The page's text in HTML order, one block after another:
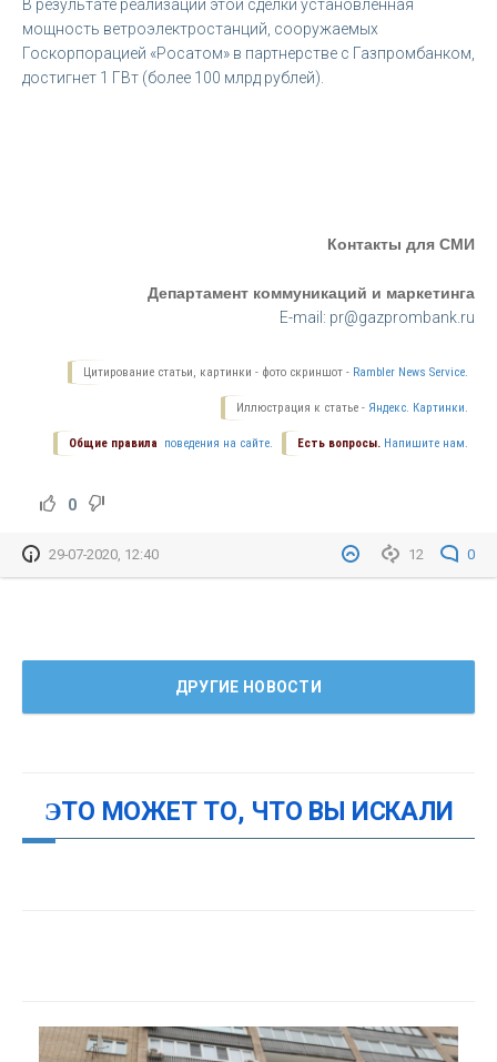
В результате реализации этой сделки установленная
мощность ветроэлектростанций, сооружаемых
Госкорпорацией «Росатом» в партнерстве с Газпромбанком,
достигнет 1 ГВт (более 100 млрд рублей).
Контакты для СМИ
Департамент коммуникаций и маркетинга
E-mail: pr@gazprombank.ru
Цитирование статьи, картинки - фото скриншот - Rambler News Service.
Иллюстрация к статье - Яндекс. Картинки.
Есть вопросы. Напишите нам.
Общие правила поведения на сайте.
0
12 0
29-07-2020, 12:40
ДРУГИЕ НОВОСТИ
ЭТО МОЖЕТ ТО, ЧТО ВЫ ИСКАЛИ